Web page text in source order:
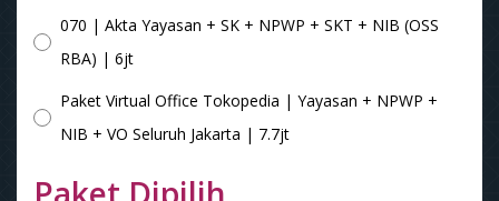
070 | Akta Yayasan + SK + NPWP + SKT + NIB (OSS
RBA) | 6jt
Paket Virtual Office Tokopedia | Yayasan + NPWP +
NIB + VO Seluruh Jakarta | 7.7jt